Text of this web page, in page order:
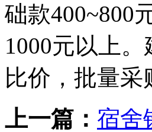
础款400~800
1000元以上
比价，批量
上一篇： 宿舍